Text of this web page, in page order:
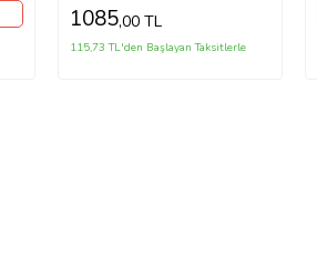
1085,00 TL
115,73 TL'den Başlayan Taksitlerle